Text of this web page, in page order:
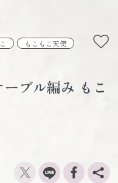
もこもこ天使
ブル編み もこ